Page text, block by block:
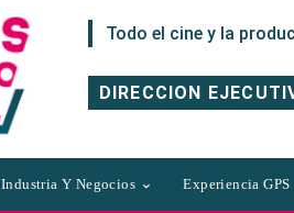
Todo el cine y la
DIRECCION
Industria Y Negocios Experiencia GPS